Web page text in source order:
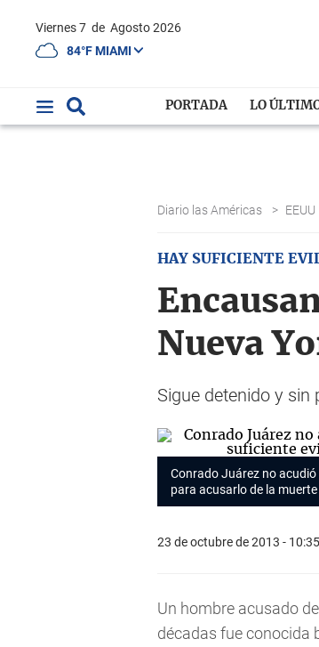
Viernes 7 de Agosto 2026
84°F MIAMI
PORTADA LO
Diario las Américas > EEUU
HAY SUFICIENTE
Nueva
Sigue detenido y
Conrado Juárez no
para acusarlo de la
23 de octubre de 2013 - 10:35
Un hombre acusado
décadas fue conocida